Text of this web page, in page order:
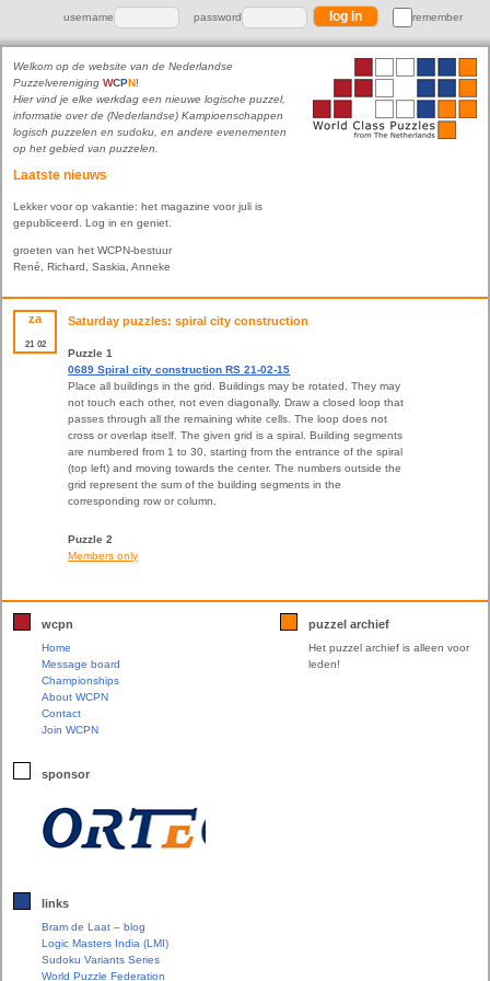
username password remember
Welkom op de website van de Nederlandse
Puzzelvereniging WCPN!
Hier vind je elke werkdag een nieuwe logische puzzel,
informatie over de (Nederlandse) Kampioenschappen
logisch puzzelen en sudoku, en andere evenementen
op het gebied van puzzelen.
Laatste nieuws
Lekker voor op vakantie: het magazine voor juli is
gepubliceerd. Log in en geniet.
groeten van het WCPN-bestuur
René, Richard, Saskia, Anneke
za
21 02
Saturday puzzles: spiral city construction
Puzzle 1
0689 Spiral city construction RS 21-02-15
Place all buildings in the grid. Buildings may be rotated. They may
not touch each other, not even diagonally. Draw a closed loop that
passes through all the remaining white cells. The loop does not
cross or overlap itself. The given grid is a spiral. Building segments
are numbered from 1 to 30, starting from the entrance of the spiral
(top left) and moving towards the center. The numbers outside the
grid represent the sum of the building segments in the
corresponding row or column.
Puzzle 2
Members only
wcpn
Home
Message board
Championships
About WCPN
Contact
Join WCPN
sponsor
links
Bram de Laat – blog
Logic Masters India (LMI)
Sudoku Variants Series
World Puzzle Federation
puzzel archief
Het puzzel archief is alleen voor
leden!